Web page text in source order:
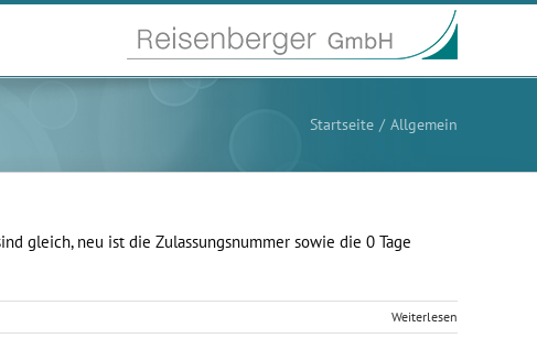
Startseite Allgemein
gleich, neu ist die Zulassungsnummer sowie die 0 Tage
Weiterlesen